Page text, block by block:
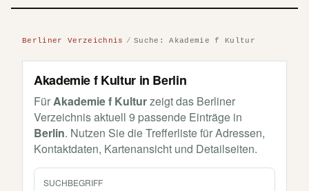
Berliner Verzeichnis Suche: Akademie f Kultur
Akademie f Kultur in Berlin
FürAkademie f Kulturzeigt das Berliner
Verzeichnis aktuell 9 passende Einträge in
Berlin. Nutzen Sie die Trefferliste für Adressen,
Kontaktdaten, Kartenansicht und Detailseiten.
SUCHBEGRIFF